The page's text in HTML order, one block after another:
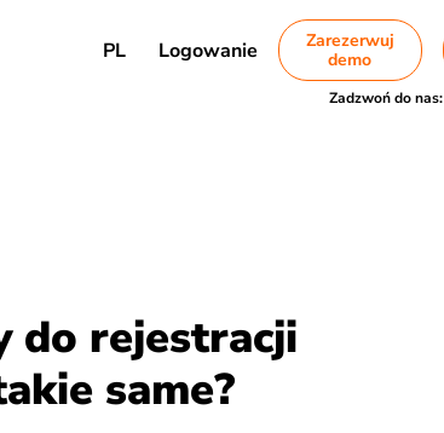
PL Logowanie
Zarezerwuj
demo
Zadzwoń do nas:
do rejestracji
same?